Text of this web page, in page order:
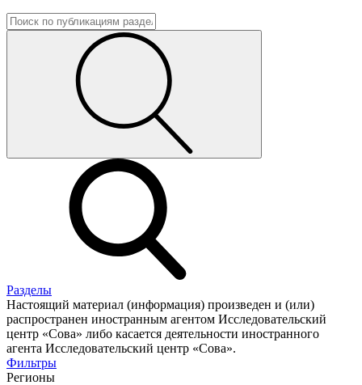
Разделы
Настоящий материал (информация) произведен и (или)
распространен иностранным агентом Исследовательский
центр «Сова» либо касается деятельности иностранного
агента Исследовательский центр «Сова».
Фильтры
Регионы